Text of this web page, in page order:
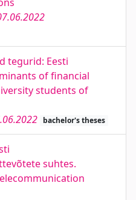
tegurid: Eesti
of financial
students of
bachelor's theses
suhtes.